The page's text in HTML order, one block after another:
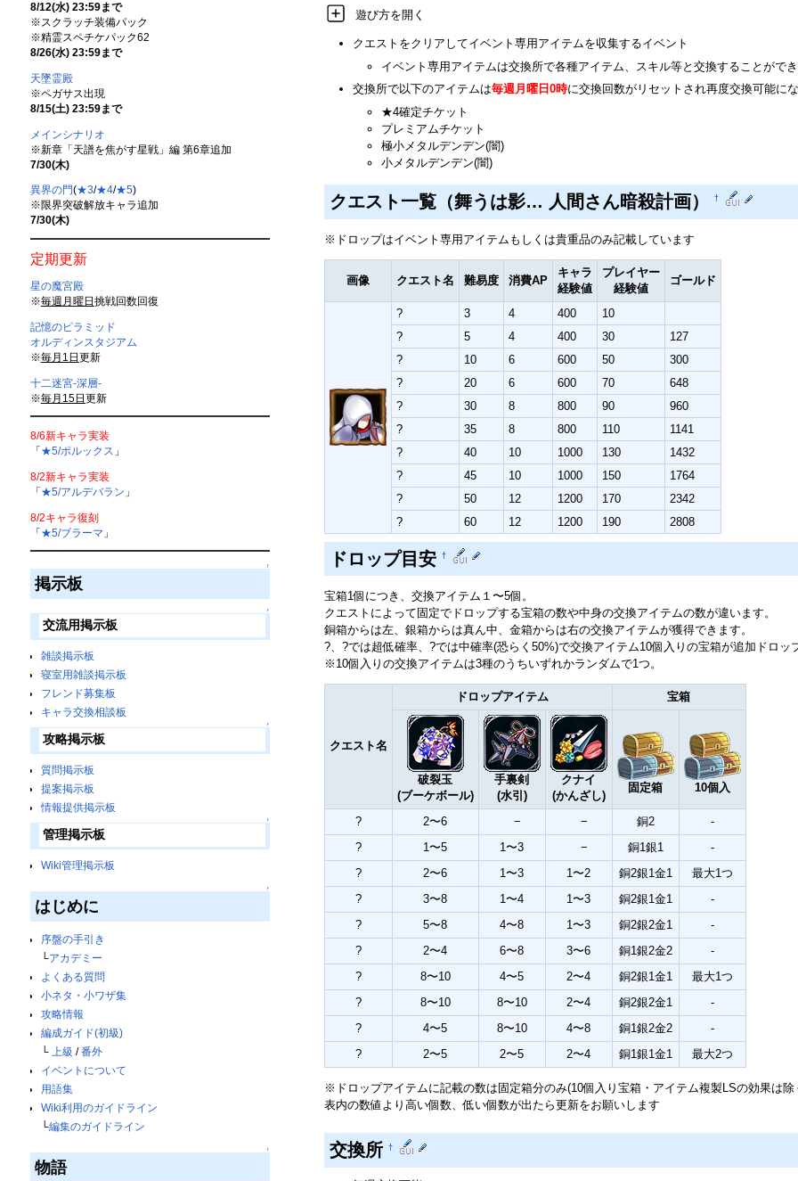
8/12(水) 23:59まで
※スクラッチ装備パック
※精霊スペチケパック62
8/26(水) 23:59まで
天墜霊殿
※ペガサス出現
8/15(土) 23:59まで
メインシナリオ
※新章「天譜を焦がす星戦」編 第6章追加
7/30(木)
異界の門(★3/★4/★5)
※限界突破解放キャラ追加
7/30(木)
定期更新
星の魔宮殿
※毎週月曜日 挑戦回数回復
記憶のピラミッド
オルディンスタジアム
※毎月1日 更新
十二迷宮-深層-
※毎月15日更新
8/6新キャラ実装
「 ★5/ポルックス 」
8/2新キャラ実装
「★5/アルデバラン 」
8/2キャラ復刻
「★5/ブラーマ 」
↑
掲示板
↑
交流用掲示板
雑談掲示板
寝室用雑談掲示板
フレンド募集板
キャラ交換相談板
↑
攻略掲示板
質問掲示板
提案掲示板
情報提供掲示板
↑
管理掲示板
Wiki管理掲示板
↑
はじめに
序盤の手引き
└アカデミー
よくある質問
小ネタ・小ワザ集
攻略情報
編成ガイド(初級)
└
上級 /番外
イベントについて
用語集
Wiki利用のガイドライン
└編集のガイドライン
↑
物語
遊び方を開く
クエストをクリアしてイベント専用アイテムを収集するイベント
イベント専用アイテムは交換所で各種アイテム、スキル等と交換することがで
交換所で以下のアイテムは毎週月曜日0時に交換回数がリセットされ再度交換可能に
★4確定チケット
プレミアムチケット
極小メタルデンデン(闇)
小メタルデンデン(闇)
クエスト一覧（舞うは影… 人間さん暗殺計画） †
※ドロップはイベント専用アイテムもしくは貴重品のみ記載しています
画像 クエスト名 難易度 消費AP
キャラ
経験値
プレイヤー
経験値
ゴールド
? 3 4 400
10
?
5 4 400 30
127
?
10 6 600 50
300
?
20 6 600 70
648
?
30 8 800 90
960
?
35 8 800 110
1141
?
40 10 1000 130
1432
?
45 10 1000 150
1764
?
50 12 1200 170
2342
?
60 12 1200 190 2808
ドロップ目安 †
宝箱1個につき、交換アイテム１〜5個。
クエストによって固定でドロップする宝箱の数や中身の交換アイテムの数が違います。
銅箱からは左、銀箱からは真ん中、金箱からは右の交換アイテムが獲得できます。
?、?では超低確率、?では中確率(恐らく50%)で交換アイテム10個入りの宝箱が追加ドロッ
※10個入りの交換アイテムは3種のうちいずれかランダムで1つ。
クエスト名
ドロップアイテム 宝箱
破裂玉
(ブーケボール)
手裏剣
(水引)
クナイ
(かんざし)
固定箱 10個入
? 2〜6 − − 銅2
-
?
1〜5 1〜3 − 銅1銀1
-
?
2〜6 1〜3 1〜2 銅2銀1金1
最大1つ
?
3〜8 1〜4 1〜3 銅2銀1金1
-
?
5〜8 4〜8 1〜3 銅2銀2金1
-
?
2〜4 6〜8 3〜6 銅1銀2金2
-
?
8〜10 4〜5 2〜4 銅2銀1金1
最大1つ
?
8〜10 8〜10 2〜4 銅2銀2金1
-
?
4〜5 8〜10 4〜8 銅1銀2金2
-
?
2〜5 2〜5 2〜4 銅1銀1金1 最大2つ
※ドロップアイテムに記載の数は固定箱分のみ(10個入り宝箱・アイテム複製LSの効果は除
表内の数値より高い個数、低い個数が出たら更新をお願いします
交換所 †